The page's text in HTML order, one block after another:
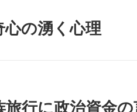
の湧く心理
行に政治資金